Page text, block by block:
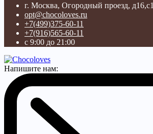
г. Москва, Огородный проезд, д16,с1
opt@chocoloves.ru
+7(499)375-60-11
+7(916)565-60-11
с 9:00 до 21:00
Напишите нам: